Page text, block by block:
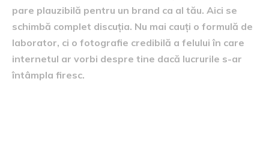
pare plauzibilă pentru un brand ca al tău. Aici se
schimbă complet discuția. Nu mai cauți o formulă de
laborator, ci o fotografie credibilă a felului în care
internetul ar vorbi despre tine dacă lucrurile s-ar
întâmpla firesc.